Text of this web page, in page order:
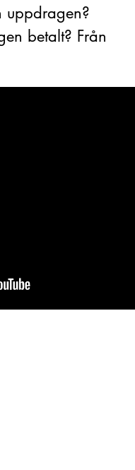
uppdragen?
betalt? Från